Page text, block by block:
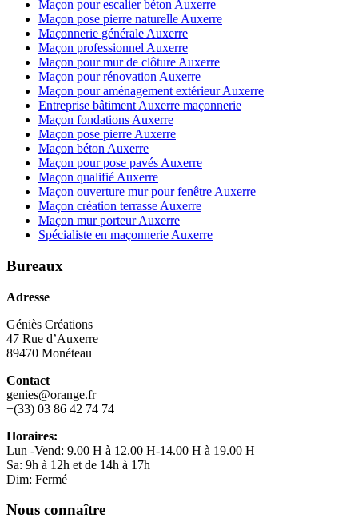
Maçon pour escalier béton Auxerre
Maçon pose pierre naturelle Auxerre
Maçonnerie générale Auxerre
Maçon professionnel Auxerre
Maçon pour mur de clôture Auxerre
Maçon pour rénovation Auxerre
Maçon pour aménagement extérieur Auxerre
Entreprise bâtiment Auxerre maçonnerie
Maçon fondations Auxerre
Maçon pose pierre Auxerre
Maçon béton Auxerre
Maçon pour pose pavés Auxerre
Maçon qualifié Auxerre
Maçon ouverture mur pour fenêtre Auxerre
Maçon création terrasse Auxerre
Maçon mur porteur Auxerre
Spécialiste en maçonnerie Auxerre
Bureaux
Adresse
Géniès Créations
47 Rue d’Auxerre
89470 Monéteau
Contact
genies@orange.fr
+(33) 03 86 42 74 74
Horaires:
Lun -Vend: 9.00 H à 12.00 H-14.00 H à 19.00 H
Sa: 9h à 12h et de 14h à 17h
Dim: Fermé
Nous connaître